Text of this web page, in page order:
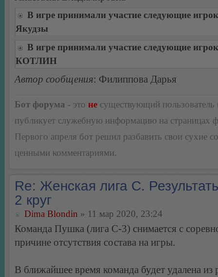
В игре принимали участие следующие
Якудзы
В игре принимали участие следующие
КОТЛИН
Автор сообщения: Филиппова Дарья
Бот форума - это не существующий пользователь
публикует служебную информацию на страницах
Первого апреля бот решил разбавить свои сухие
ценными комментариями.
Re: Женская лига С.
2 круг
Dima Blondin » 11 мар 2020, 23:24
Команда Пушка (лига С-3) снимается с
причине отсутствия состава на игры.
В ближайшее время команда будет удалена из